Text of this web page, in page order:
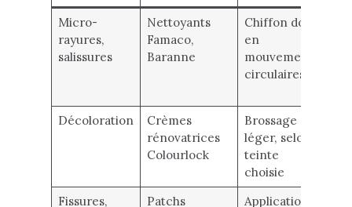
Micro-
rayures,
salissures
Nettoyants
Famaco,
Baranne
Chiffon doux
en
mouvements
circulaires
Décoloration
Crèmes
rénovatrices
Colourlock
Brossage
léger, selon
teinte
choisie
Fissures,
Patchs
Application